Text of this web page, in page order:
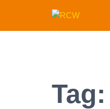
treści
Tag: